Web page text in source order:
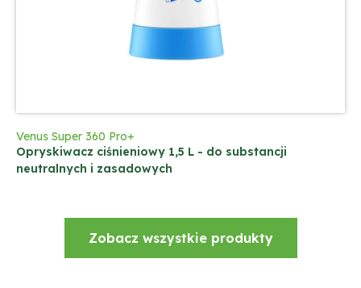
Venus Super 360 Pro+
Opryskiwacz ciśnieniowy 1,5 L - do substancji
neutralnych i zasadowych
Zobacz wszystkie produkty